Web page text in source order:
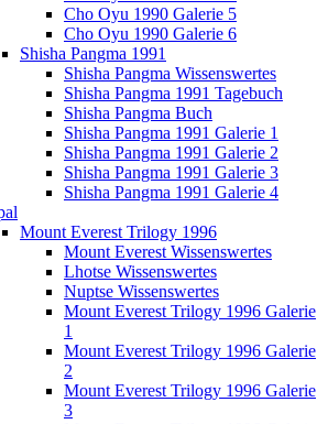
Cho Oyu 1990 Galerie 5
Cho Oyu 1990 Galerie 6
Shisha Pangma 1991
Shisha Pangma Wissenswertes
Shisha Pangma 1991 Tagebuch
Shisha Pangma Buch
Shisha Pangma 1991 Galerie 1
Shisha Pangma 1991 Galerie 2
Shisha Pangma 1991 Galerie 3
Shisha Pangma 1991 Galerie 4
Mount Everest Trilogy 1996
Mount Everest Wissenswertes
Lhotse Wissenswertes
Nuptse Wissenswertes
Mount Everest Trilogy 1996 Galerie
1
Mount Everest Trilogy 1996 Galerie
2
Mount Everest Trilogy 1996 Galerie
3